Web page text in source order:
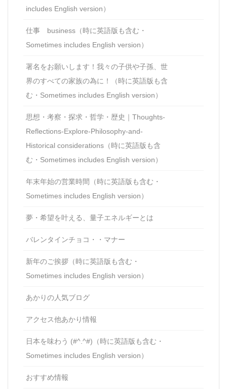
includes English version）
仕事 business（時に英語版も含む・
Sometimes includes English version）
署名をお願いします！我々の子供や子孫、世
界のすべての家族の為に！（時に英語版も含
む・Sometimes includes English version）
思想・考察・探求・哲学・歴史｜Thoughts-
Reflections-Explore-Philosophy-and-
Historical considerations（時に英語版も含
む・Sometimes includes English version）
年末年始の営業時間（時に英語版も含む・
Sometimes includes English version）
夢・希望を叶える、量子エネルギーとは
バレンタインチョコ・・マナー
新年のご挨拶（時に英語版も含む・
Sometimes includes English version）
あかりの人気ブログ
アクセス他あかり情報
日本を味わう (#^.^#)（時に英語版も含む・
Sometimes includes English version）
おすすめ情報